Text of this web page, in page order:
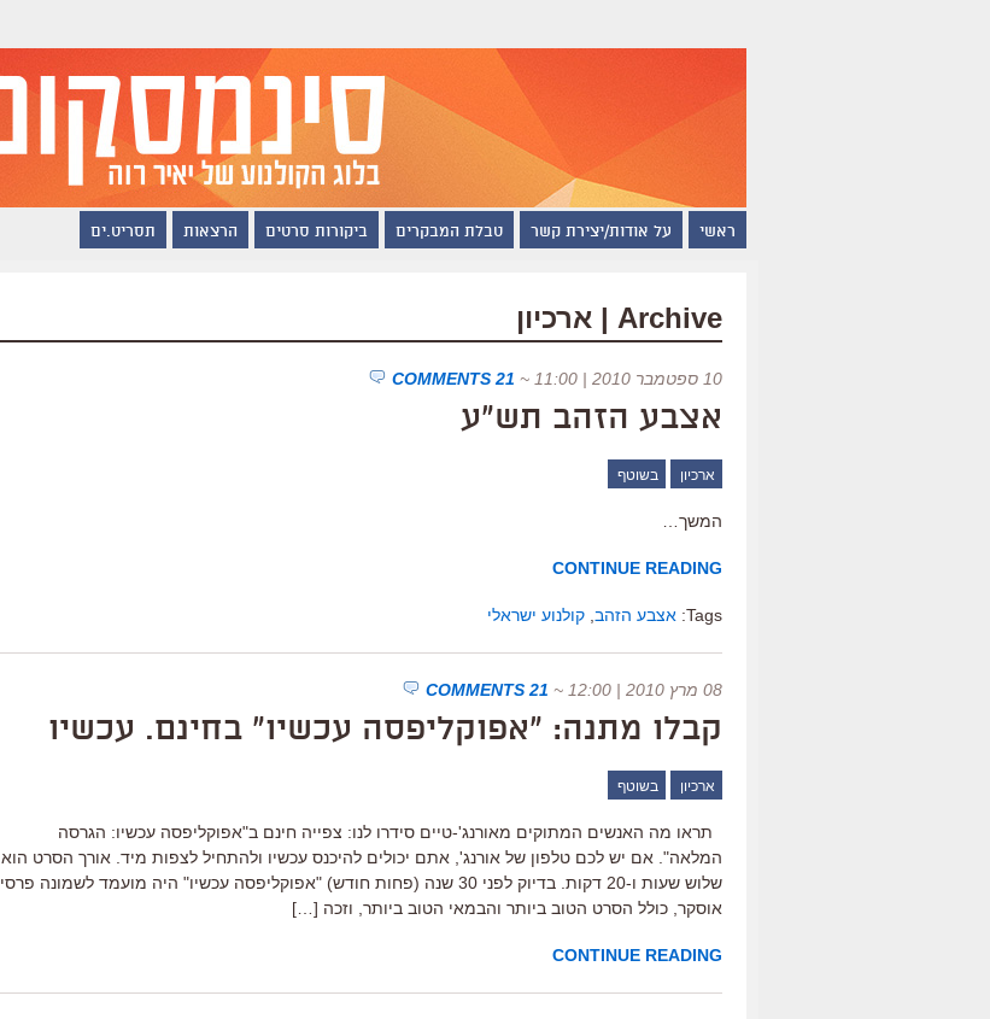
ראשי על אודות/יצירת קשר טבלת המבקרים ביקורות סרטים הרצאות תסריט.ים
Archive | ארכיון
10 ספטמבר 2010 | 11:00 ~
21 COMMENTS
אצבע הזהב תש"ע
ארכיון בשוטף
המשך…
CONTINUE READING
Tags: אצבע הזהב קולנוע ישראלי
08 מרץ 2010 | 12:00 ~
21 COMMENTS
קבלו מתנה: "אפוקליפסה עכשיו" בחינם. עכשיו
ארכיון בשוטף
תראו מה האנשים המתוקים מאורנג'-טיים סידרו לנו: צפייה חינם ב"אפוקליפסה עכשיו: הגרסה
המלאה". אם יש לכם טלפון של אורנג', אתם יכולים להיכנס עכשיו ולהתחיל לצפות מיד. אורך הסרט הוא
שלוש שעות ו-20 דקות. בדיוק לפני 30 שנה (פחות חודש) "אפוקליפסה עכשיו" היה מועמד לשמונה פרסי
אוסקר, כולל הסרט הטוב ביותר והבמאי הטוב ביותר, וזכה […]
CONTINUE READING